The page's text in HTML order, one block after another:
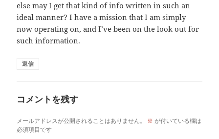
else may I get that kind of info written in such an
ideal manner? I have a mission that I am simply
now operating on, and I’ve been on the look out for
such information.
返信
コメントを残す
メールアドレスが公開されることはありません。 ※ が付いている欄は
必須項目です